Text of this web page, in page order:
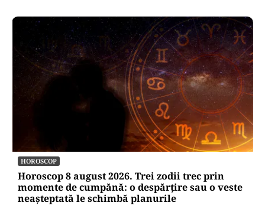
HOROSCOP
Horoscop 8 august 2026. Trei zodii trec prin
momente de cumpănă: o despărțire sau o veste
neașteptată le schimbă planurile